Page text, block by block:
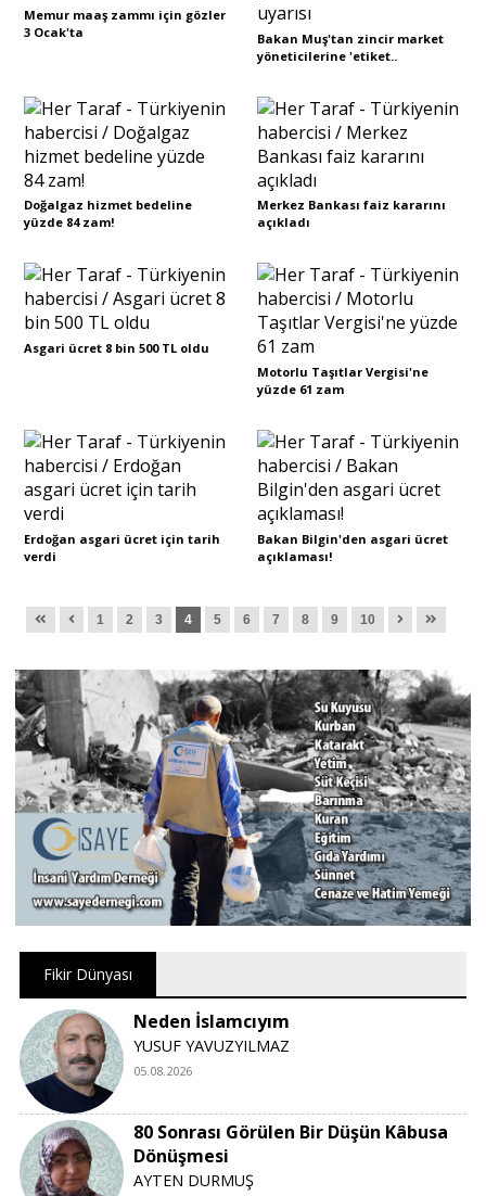
Memur maaş zammı için gözler
3 Ocak'ta
Bakan Muş'tan zincir market
yöneticilerine 'etiket..
Doğalgaz hizmet bedeline
yüzde 84 zam!
Merkez Bankası faiz kararını
açıkladı
Asgari ücret 8 bin 500 TL oldu
Motorlu Taşıtlar Vergisi'ne
yüzde 61 zam
Erdoğan asgari ücret için tarih
verdi
Bakan Bilgin'den asgari ücret
açıklaması!
1 2 3 4 5 6 7 8 9 10
Fikir Dünyası
Neden İslamcıyım
YUSUF YAVUZYILMAZ
05.08.2026
80 Sonrası Görülen Bir Düşün Kâbusa
Dönüşmesi
AYTEN DURMUŞ